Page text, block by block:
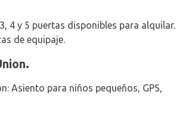
4 y 5 puertas disponibles para alquilar.
de equipaje.
Asiento para niños pequeños, GPS,